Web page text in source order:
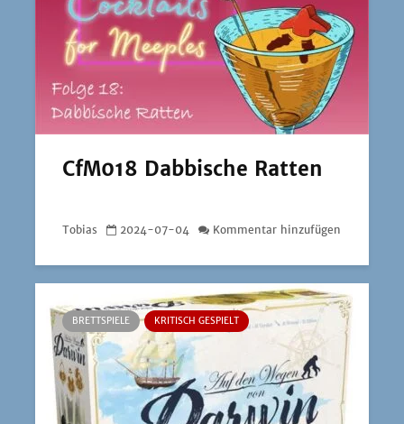
CfM018 Dabbische Ratten
Tobias 2024-07-04 Kommentar hinzufügen
BRETTSPIELE KRITISCH GESPIELT